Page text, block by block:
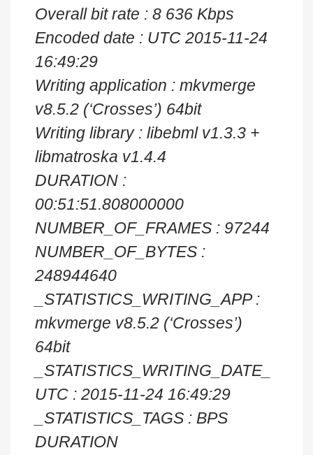
Overall bit rate : 8 636 Kbps
Encoded date : UTC 2015-11-24
16:49:29
Writing application : mkvmerge
v8.5.2 (‘Crosses’) 64bit
Writing library : libebml v1.3.3 +
libmatroska v1.4.4
DURATION :
00:51:51.808000000
NUMBER_OF_FRAMES : 97244
NUMBER_OF_BYTES :
248944640
_STATISTICS_WRITING_APP :
mkvmerge v8.5.2 (‘Crosses’)
64bit
_STATISTICS_WRITING_DATE_
UTC : 2015-11-24 16:49:29
_STATISTICS_TAGS : BPS
DURATION